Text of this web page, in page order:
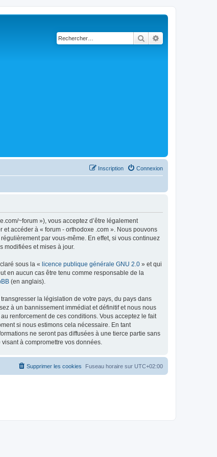
Rechercher
Connexion
Inscription
~forum »), vous acceptez d’être légalement
accéder à « forum - orthodoxe .com ». Nous pouvons
par vous-même. En effet, si vous continuez
modifiées et mises à jour.
sous la « licence publique générale GNU 2.0 » et qui
en aucun cas être tenu comme responsable de la
(en anglais).
la législation de votre pays, du pays dans
à un bannissement immédiat et définitif et nous nous
renforcement de ces conditions. Vous acceptez le fait
si nous estimons cela nécessaire. En tant
ne seront pas diffusées à une tierce partie sans
à compromettre vos données.
Fuseau horaire sur UTC+02:00
Supprimer les cookies